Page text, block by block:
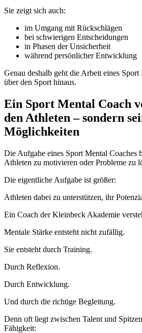
Sie zeigt sich auch:
im Umgang mit Rückschlägen
bei schwierigen Entscheidungen
in Phasen der Unsicherheit
während persönlicher Entwicklung
Genau deshalb geht die Arbeit eines
über den Sport hinaus.
Ein Sport Mental Coach
den Athleten – sondern
Möglichkeiten
Die Aufgabe eines Sport Mental Coaches
Athleten zu motivieren oder Probleme zu
Die eigentliche Aufgabe ist größer:
Athleten dabei zu unterstützen, ihr
Ein Coach der Kleinbeck Akademie
Mentale Stärke entsteht nicht zufällig.
Sie entsteht durch Training.
Durch Reflexion.
Durch Entwicklung.
Und durch die richtige Begleitung.
Denn oft liegt zwischen Talent und
Fähigkeit: